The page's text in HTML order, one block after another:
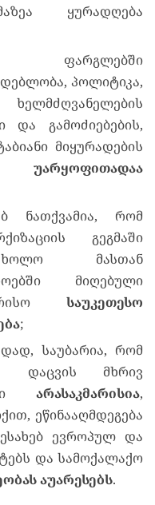
ყურადღება
ფარგლებში
პოლიტიკა,
და გამოძიებების,
მიყურადების
უარყოფითადაა
ნათქვამია, რომ
გეგმაში
მასთან
მიღებული
საუკეთესო
;
საუბარია, რომ
დაცვის მხრივ
არასაკმარისია,
ეწინააღმდეგება
ევროპულ და
და სამოქალაქო
აუარესებს.